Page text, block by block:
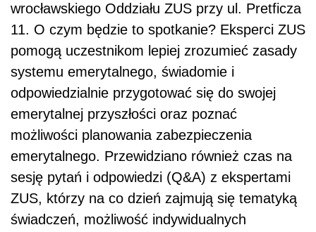
wrocławskiego Oddziału ZUS przy ul. Pretficza
11. O czym będzie to spotkanie? Eksperci ZUS
pomogą uczestnikom lepiej zrozumieć zasady
systemu emerytalnego, świadomie i
odpowiedzialnie przygotować się do swojej
emerytalnej przyszłości oraz poznać
możliwości planowania zabezpieczenia
emerytalnego. Przewidziano również czas na
sesję pytań i odpowiedzi (Q&A) z ekspertami
ZUS, którzy na co dzień zajmują się tematyką
świadczeń, możliwość indywidualnych